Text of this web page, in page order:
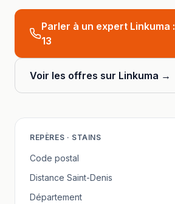
Parler à un expert Linkuma :
13
Voir les offres sur Linkuma →
REPÈRES · STAINS
Code postal
Distance Saint-Denis
Département